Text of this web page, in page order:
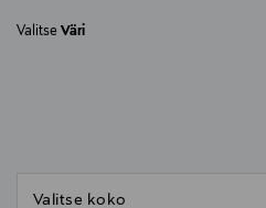
Valitse Väri